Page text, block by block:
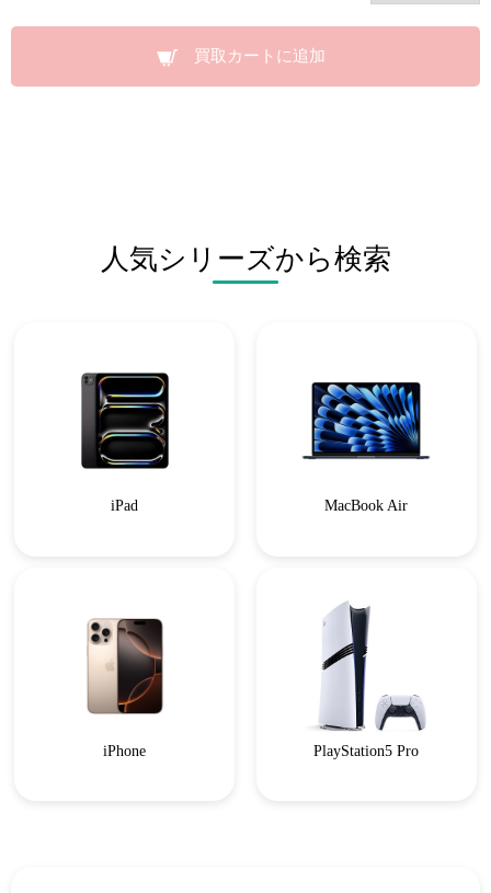
買取カートに追加
人気シリーズから検索
iPad MacBook Air
iPhone PlayStation5 Pro